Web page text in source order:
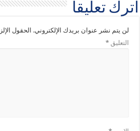
اترك تعليقاً
لن يتم نشر عنوان بريدك الإلكتروني. الحقول
التعليق*